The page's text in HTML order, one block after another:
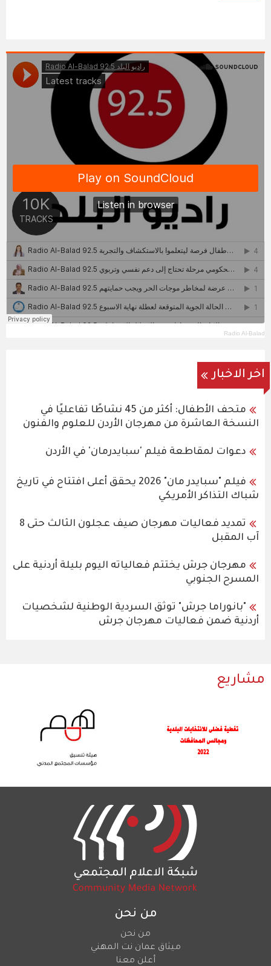
Radio Al-Balad
اخر الاخبار
متحف الأطفال: أكثر من 45 نشاطًا تفاعليًا في
النسخة العاشرة من مهرجان الأردن للعلوم والفنون
دعوات لمقاطعة فيلم 'سبايدرمان' في الأردن
فيلم "سبايدر مان" 2026 يحقق أعلى افتتاح في تاريخ
شباك التذاكر الأمريكي
تمديد فعاليات مهرجان صيف عجلون الثالث حتى 8
آب المقبل
مهرجان جرش يختتم فعالياته اليوم بليلة أردنية على
المسرح الجنوبي
"بانوراما جرش" توثق السردية الوطنية لشخصيات
أردنية ضمن فعاليات مهرجان جرش
مشاريع
من نحن
من نحن
ميثاق عمان نت المهني
أعلن معنا